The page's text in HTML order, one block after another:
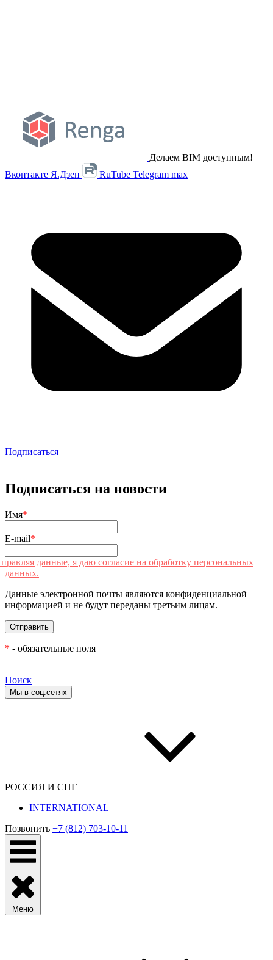
Делаем BIM доступным!
Вконтакте Я.Дзен RuTube Telegram max
Подписаться
Подписаться на новости
Имя*
E-mail*
данные, я даю согласие на обработку персональных
данных.
Данные электронной почты являются конфиденциальной
информацией и не будут переданы третьим лицам.
* - обязательные поля
Поиск
Мы в соц.сетях
РОССИЯ И СНГ
INTERNATIONAL
Позвонить +7 (812) 703-10-11
Меню